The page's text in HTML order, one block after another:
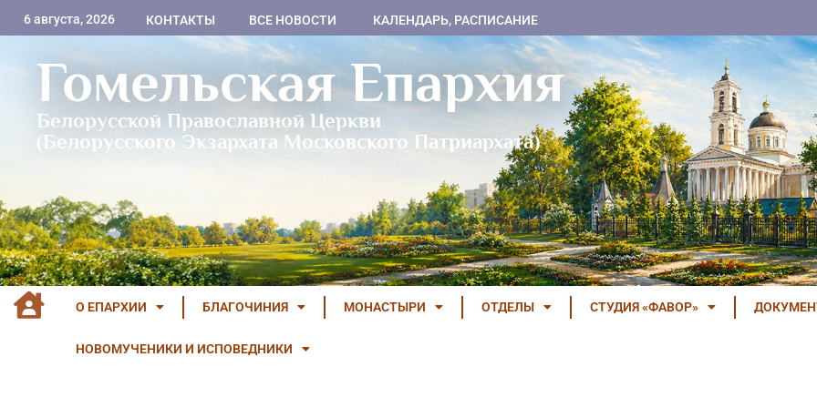
6 августа, 2026 КОНТАКТЫ ВСЕ НОВОСТИ КАЛЕНДАРЬ, РАСПИСАНИЕ
Гомельская Епархия
Белорусской Православной Церкви
(Белорусского Экзархата Московского Патриархата)
О ЕПАРХИИ БЛАГОЧИНИЯ МОНАСТЫРИ ОТДЕЛЫ СТУДИЯ «ФАВОР»
НОВОМУЧЕНИКИ И ИСПОВЕДНИКИ